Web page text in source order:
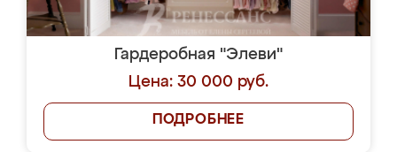
Гардеробная "Элеви"
Цена: 30 000 руб.
ПОДРОБНЕЕ